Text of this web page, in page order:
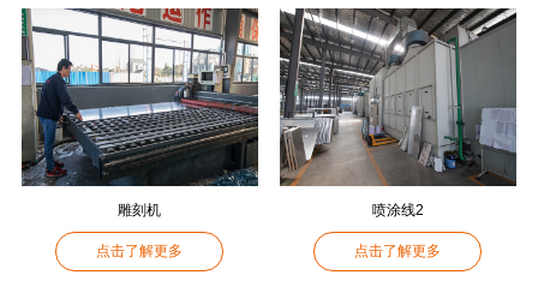
雕刻机
点击了解更多
喷涂线2
点击了解更多